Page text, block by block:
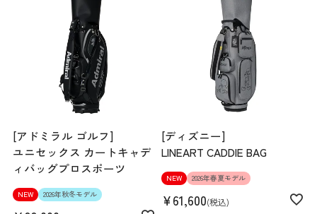
[アドミラル ゴルフ]
ユニセックス カートキャデ
ィバッグプロスポーツ
NEW 2026年秋冬モデル
[ディズニー]
LINEART CADDIE BAG
NEW 2026年春夏モデル
¥61,600 税込